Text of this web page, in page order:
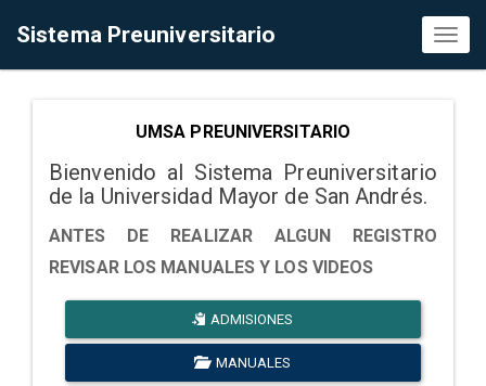
Sistema Preuniversitario
UMSA PREUNIVERSITARIO
Bienvenido al Sistema Preuniversitario
de la Universidad Mayor de San Andrés.
ANTES DE REALIZAR ALGUN REGISTRO
REVISAR LOS MANUALES Y LOS VIDEOS
ADMISIONES
MANUALES